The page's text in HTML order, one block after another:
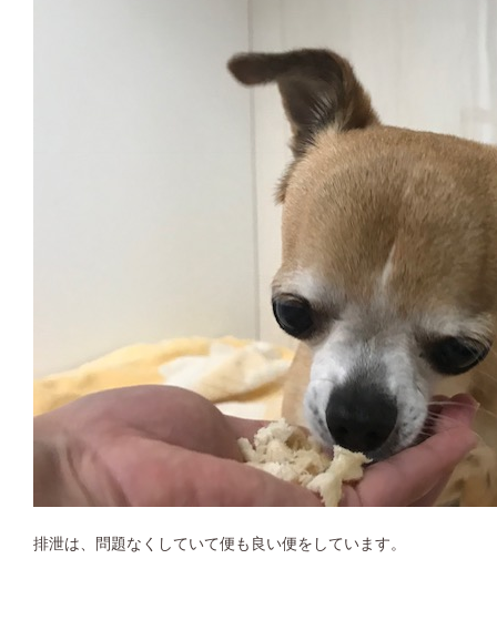
排泄は、問題なくしていて便も良い便をしています。